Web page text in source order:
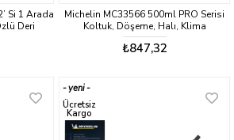
Si 1 Arada
Deri
Sprey
Michelin MC33566 500ml PRO Serisi
Koltuk, Döşeme, Halı, Klima
Havalandırma Koku Giderici Sprey
₺847,32
yeni
ürün
Ücretsiz
Kargo